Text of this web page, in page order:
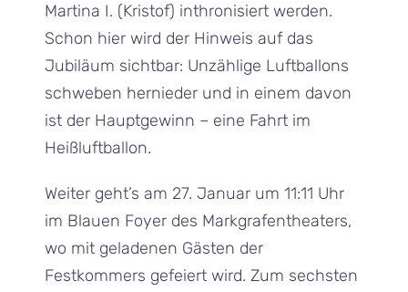
Martina I. (Kristof) inthronisiert werden.
Schon hier wird der Hinweis auf das
Jubiläum sichtbar: Unzählige Luftballons
schweben hernieder und in einem davon
ist der Hauptgewinn – eine Fahrt im
Heißluftballon.
Weiter geht’s am 27. Januar um 11:11 Uhr
im Blauen Foyer des Markgrafentheaters,
wo mit geladenen Gästen der
Festkommers gefeiert wird. Zum sechsten